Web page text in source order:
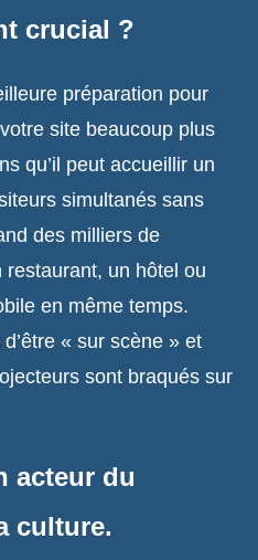
crucial ?
préparation pour
site beaucoup plus
qu’il peut accueillir un
simultanés sans
des milliers de
un hôtel ou
en même temps.
« sur scène » et
sont braqués sur
acteur du
culture.